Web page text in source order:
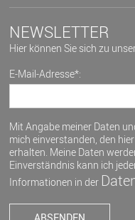
NEWSLETTER
Hier können Sie sich zu
E-Mail-Adresse*:
Mit Angabe meiner Daten
mich einverstanden, den
erhalten. Meine Daten
Einverständnis kann ich
Informationen in der